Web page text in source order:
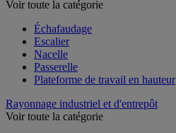
Voir toute la catégorie
Échafaudage
Escalier
Nacelle
Passerelle
Plateforme de travail en hauteur
Rayonnage industriel et d'entrepôt
Voir toute la catégorie